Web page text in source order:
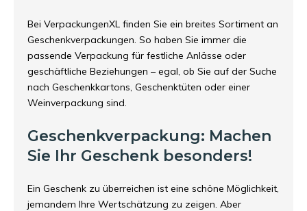
Bei VerpackungenXL finden Sie ein breites Sortiment an
Geschenkverpackungen. So haben Sie immer die
passende Verpackung für festliche Anlässe oder
geschäftliche Beziehungen – egal, ob Sie auf der Suche
nach Geschenkkartons, Geschenktüten oder einer
Weinverpackung sind.
Geschenkverpackung: Machen
Sie Ihr Geschenk besonders!
Ein Geschenk zu überreichen ist eine schöne Möglichkeit,
jemandem Ihre Wertschätzung zu zeigen. Aber